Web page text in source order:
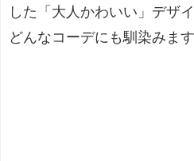
した「大人かわいい」デザ
どんなコーデにも馴染みます